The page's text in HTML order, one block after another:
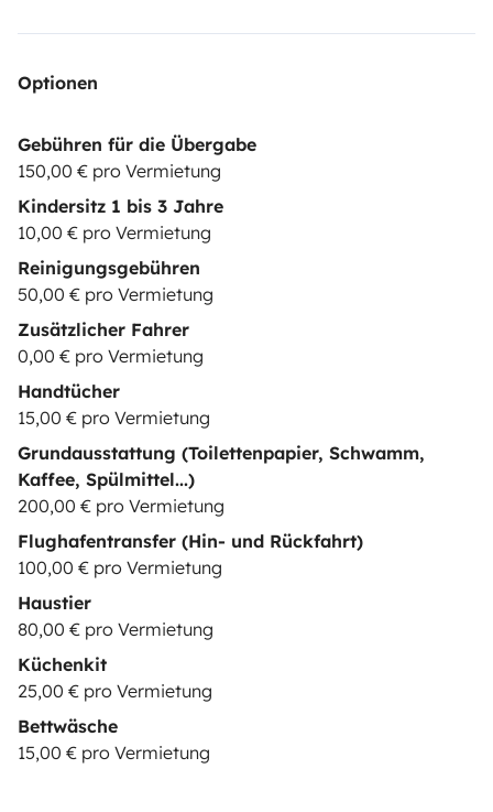
Optionen
Gebühren für die Übergabe
150,00 € pro Vermietung
Kindersitz 1 bis 3 Jahre
10,00 € pro Vermietung
Reinigungsgebühren
50,00 € pro Vermietung
Zusätzlicher Fahrer
0,00 € pro Vermietung
Handtücher
15,00 € pro Vermietung
Grundausstattung (Toilettenpapier, Schwamm,
Kaffee, Spülmittel...)
200,00 € pro Vermietung
Flughafentransfer (Hin- und Rückfahrt)
100,00 € pro Vermietung
Haustier
80,00 € pro Vermietung
Küchenkit
25,00 € pro Vermietung
Bettwäsche
15,00 € pro Vermietung